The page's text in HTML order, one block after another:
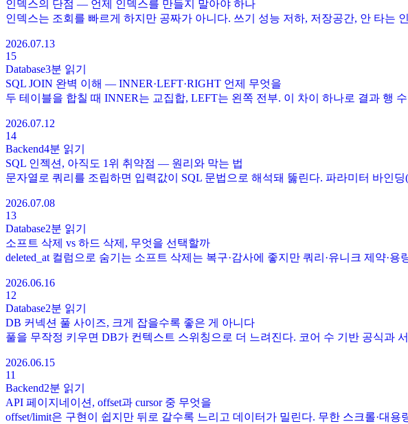
인덱스의 단점 — 언제 인덱스를 만들지 말아야 하나
인덱스는 조회를 빠르게 하지만 공짜가 아니다. 쓰기 성능 저하, 저장공간, 안 타는
2026.07.13
15
Database3분 읽기
SQL JOIN 완벽 이해 — INNER·LEFT·RIGHT 언제 무엇을
두 테이블을 합칠 때 INNER는 교집합, LEFT는 왼쪽 전부. 이 차이 하나로 결과 행
2026.07.12
14
Backend4분 읽기
SQL 인젝션, 아직도 1위 취약점 — 원리와 막는 법
문자열로 쿼리를 조립하면 입력값이 SQL 문법으로 해석돼 뚫린다. 파라미터 바인딩
2026.07.08
13
Database2분 읽기
소프트 삭제 vs 하드 삭제, 무엇을 선택할까
deleted_at 컬럼으로 숨기는 소프트 삭제는 복구·감사에 좋지만 쿼리·유니크 제약·
2026.06.16
12
Database2분 읽기
DB 커넥션 풀 사이즈, 크게 잡을수록 좋은 게 아니다
풀을 무작정 키우면 DB가 컨텍스트 스위칭으로 더 느려진다. 코어 수 기반 공식과
2026.06.15
11
Backend2분 읽기
API 페이지네이션, offset과 cursor 중 무엇을
offset/limit은 구현이 쉽지만 뒤로 갈수록 느리고 데이터가 밀린다. 무한 스크롤·대용